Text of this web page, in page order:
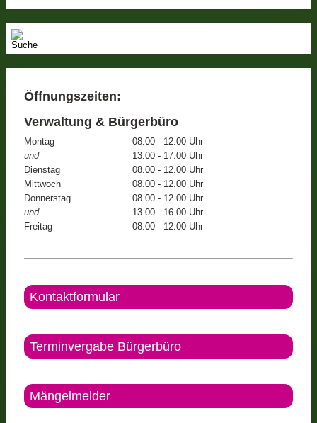
Öffnungszeiten:
Verwaltung & Bürgerbüro
Montag
08.00 - 12.00 Uhr
und
13.00 - 17.00 Uhr
Dienstag
08.00 - 12.00 Uhr
Mittwoch
08.00 - 12.00 Uhr
Donnerstag
08.00 - 12.00 Uhr
und
13.00 - 16.00 Uhr
Freitag
08.00 - 12:00 Uhr
Kontaktformular
Terminvergabe Bürgerbüro
Mängelmelder